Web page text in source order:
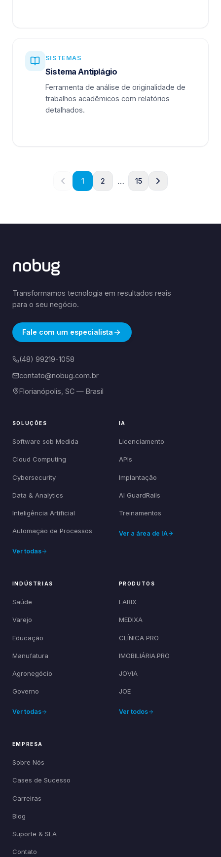
SISTEMAS
Sistema Antiplágio
Ferramenta de análise de originalidade de
trabalhos acadêmicos com relatórios
detalhados.
1 2 … 15
nobug
Transformamos tecnologia em resultados reais
para o seu negócio.
Fale com um especialista
(48) 99219-1058
contato@nobug.com.br
Florianópolis, SC — Brasil
SOLUÇÕES
Software sob Medida
Cloud Computing
Cybersecurity
Data & Analytics
Inteligência Artificial
Automação de Processos
Ver todas
IA
Licenciamento
APIs
Implantação
AI GuardRails
Treinamentos
Ver a área de IA
INDÚSTRIAS
Saúde
Varejo
Educação
Manufatura
Agronegócio
Governo
Ver todas
PRODUTOS
LABIX
MEDIXA
CLÍNICA PRO
IMOBILIÁRIA.PRO
JOVIA
JOE
Ver todos
EMPRESA
Sobre Nós
Cases de Sucesso
Carreiras
Blog
Suporte & SLA
Contato